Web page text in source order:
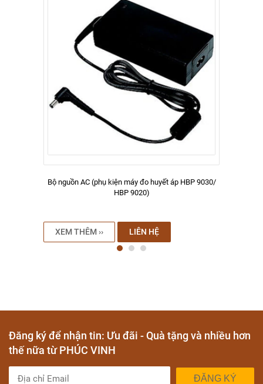
Bộ nguồn AC (phụ kiện máy đo huyết áp HBP 9030/
HBP 9020)
XEM THÊM ›› LIÊN HỆ
Đăng ký để nhận tin: Ưu đãi - Quà tặng và nhiều hơn
thế nữa từ PHÚC VINH
ĐĂNG KÝ